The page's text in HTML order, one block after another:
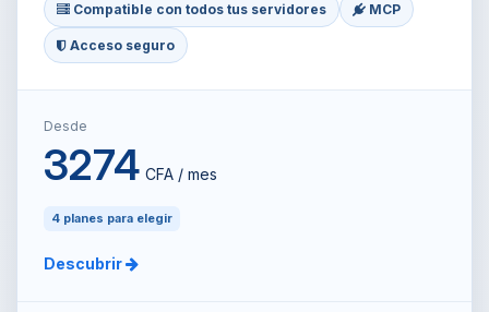
Compatible con todos tus servidores MCP
Acceso seguro
Desde
3274 CFA / mes
4 planes para elegir
Descubrir